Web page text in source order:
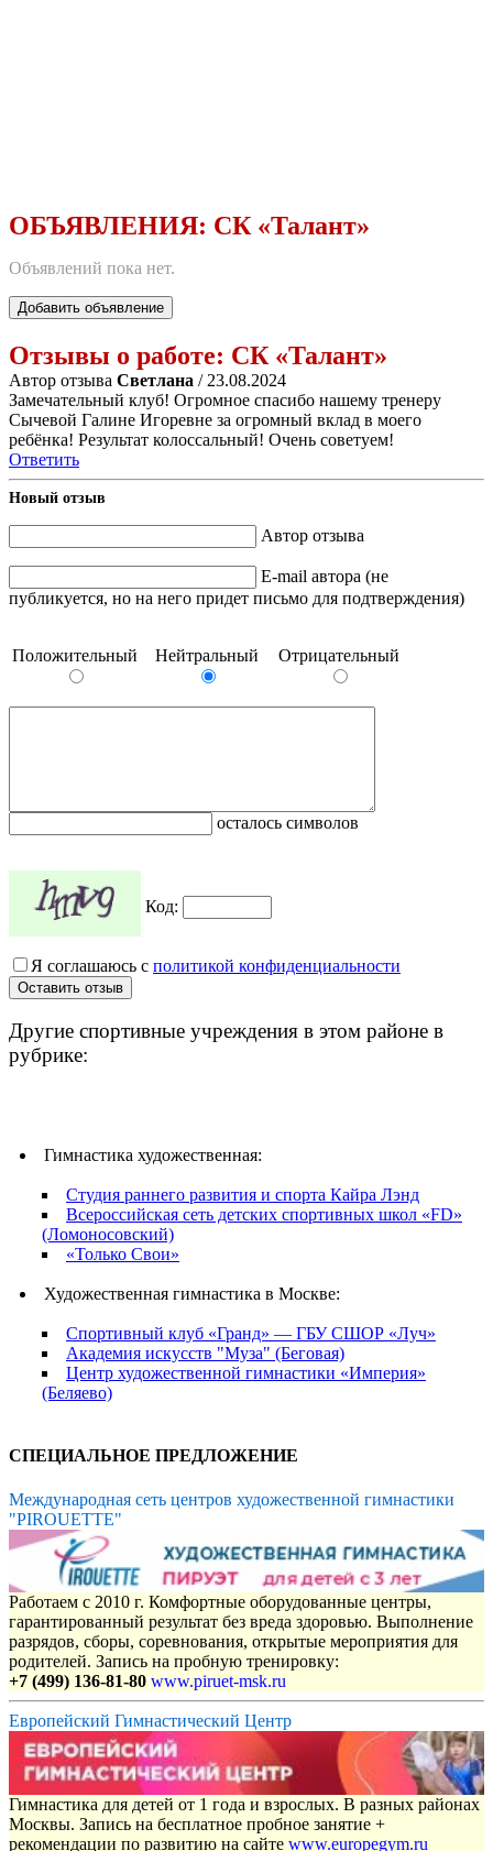
ОБЪЯВЛЕНИЯ: СК «Талант»
Объявлений пока нет.
Добавить объявление
Отзывы о работе: СК «Талант»
Автор отзыва Светлана / 23.08.2024
Замечательный клуб! Огромное спасибо нашему тренеру
Сычевой Галине Игоревне за огромный вклад в моего
ребёнка! Результат колоссальный! Очень советуем!
Ответить
Новый отзыв
Автор отзыва
E-mail автора (не
публикуется, но на него придет письмо для подтверждения)
Положительный Нейтральный Отрицательный
осталось символов
Код:
Я соглашаюсь с политикой конфиденциальности
Другие спортивные учреждения в этом районе в
рубрике:
Гимнастика художественная:
Студия раннего развития и спорта Кайра Лэнд
Всероссийская сеть детских спортивных школ «FD»
(Ломоносовский)
«Только Свои»
Художественная гимнастика в Москве:
Спортивный клуб «Гранд» — ГБУ СШОР «Луч»
Академия искусств "Муза" (Беговая)
Центр художественной гимнастики «Империя»
(Беляево)
СПЕЦИАЛЬНОЕ ПРЕДЛОЖЕНИЕ
Международная сеть центров художественной гимнастики
"PIROUETTE"
Работаем с 2010 г. Комфортные оборудованные центры,
гарантированный результат без вреда здоровью. Выполнение
разрядов, сборы, соревнования, открытые мероприятия для
родителей. Запись на пробную тренировку:
+7 (499) 136-81-80 www.piruet-msk.ru
Европейский Гимнастический Центр
Гимнастика для детей от 1 года и взрослых. В разных районах
Москвы. Запись на бесплатное пробное занятие +
рекомендации по развитию на сайте www.europegym.ru